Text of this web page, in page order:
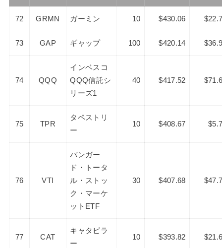
72 GRMN ガーミン 10 $430.06
73 GAP ギャップ 100 $420.14
74 QQQ
インベスコ
QQQ信託シ
リーズ1
40 $417.52
75 TPR
タペストリ
ー
10 $408.67
76 VTI
バンガー
ド・トータ
ル・ストッ
ク・マーケ
ットETF
30 $407.68
77 CAT
キャタピラ
ー
10 $393.82